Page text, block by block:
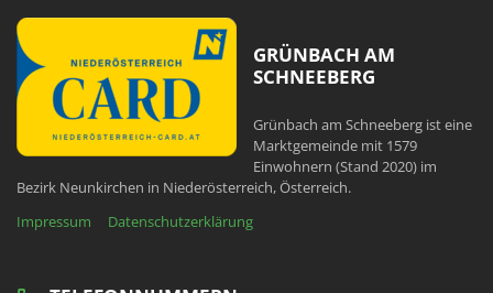
GRÜNBACH AM
SCHNEEBERG
Grünbach am Schneeberg ist eine
Marktgemeinde mit 1579
Einwohnern (Stand 2020) im
Bezirk Neunkirchen in Niederösterreich, Österreich.
Impressum
Datenschutzerklärung